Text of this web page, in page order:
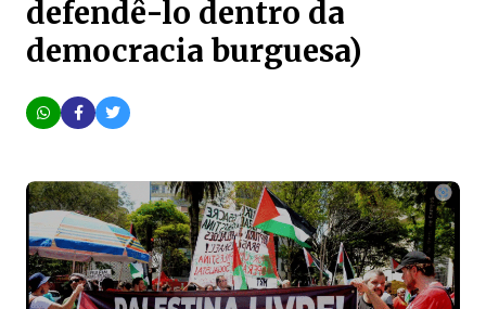
defendê-lo dentro da
democracia burguesa)